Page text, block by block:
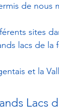
de nous
sites
lacs de la
et la
Lacs